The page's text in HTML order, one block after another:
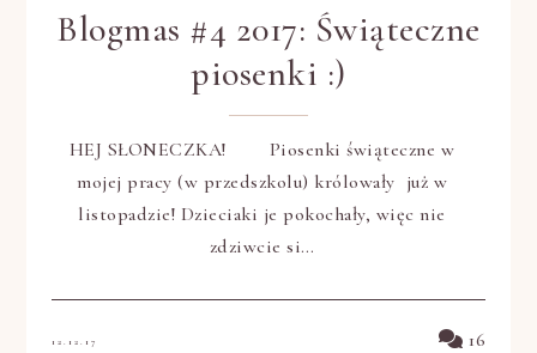
Blogmas #4 2017: Świąteczne
piosenki :)
HEJ SŁONECZKA! Piosenki świąteczne w
mojej pracy (w przedszkolu) królowały już w
listopadzie! Dzieciaki je pokochały, więc nie
zdziwcie si…
12.12.17 16